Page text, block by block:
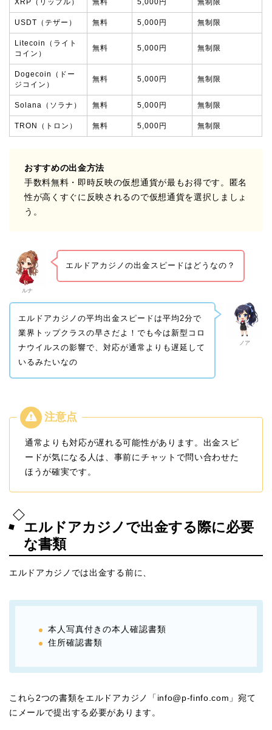
USDT（テザー） 無料 5,000円 無制限
Litecoin（ライト
コイン）
無料 5,000円 無制限
Dogecoin（ドー
ジコイン）
無料 5,000円 無制限
Solana（ソラナ） 無料 5,000円 無制限
TRON（トロン） 無料 5,000円 無制限
おすすめの出金方法
手数料無料・即時反映の仮想通貨が最もお得です。匿名
性が高くすぐに反映されるので仮想通貨を選択しましょ
う。
ルナ
エルドアカジノの出金スピードはどうなの？
ノア
エルドアカジノの平均出金スピードは平均2分で
業界トップクラスの早さだよ！でも今は新型コロ
ナウイルスの影響で、対応が通常よりも遅延して
いるみたいなの
通常よりも対応が遅れる可能性があります。出金スピ
ードが気になる人は、事前にチャットで問い合わせた
ほうが確実です。
エルドアカジノで出金する際に必要
な書類
エルドアカジノでは出金する前に、
本人写真付きの本人確認書類
住所確認書類
これら2つの書類をエルドアカジノ「info@p-finfo.com」宛て
にメールで提出する必要があります。